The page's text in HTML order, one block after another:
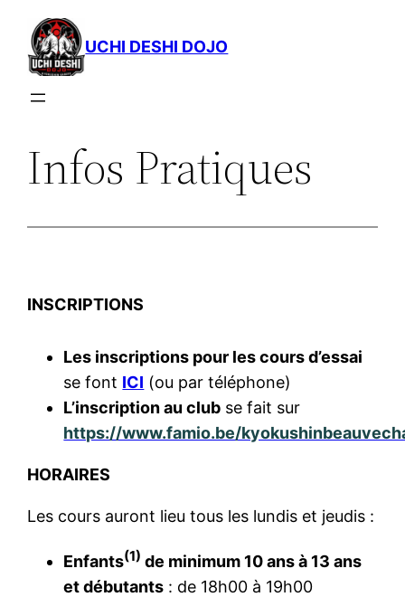
Aller
contenu
UCHI DESHI DOJO
Infos Pratiques
INSCRIPTIONS
Les inscriptions pour les cours d’essai
se font ICI (ou par téléphone)
L’inscription au club se fait sur
https://www.famio.be/
HORAIRES
Les cours auront lieu tous les lundis et jeudis :
Enfants(1) de minimum 10 ans à 13 ans
et débutants : de 18h00 à 19h00